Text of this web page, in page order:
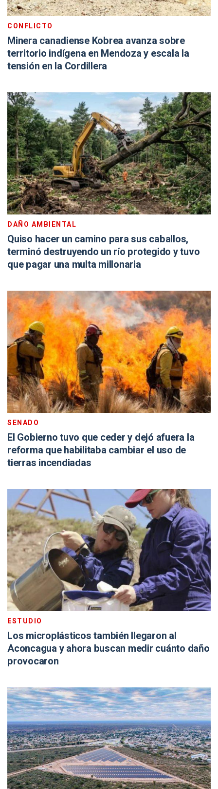
CONFLICTO
Minera canadiense Kobrea avanza sobre
territorio indígena en Mendoza y escala la
tensión en la Cordillera
DAÑO AMBIENTAL
Quiso hacer un camino para sus caballos,
terminó destruyendo un río protegido y tuvo
que pagar una multa millonaria
SENADO
El Gobierno tuvo que ceder y dejó afuera la
reforma que habilitaba cambiar el uso de
tierras incendiadas
ESTUDIO
Los microplásticos también llegaron al
Aconcagua y ahora buscan medir cuánto daño
provocaron